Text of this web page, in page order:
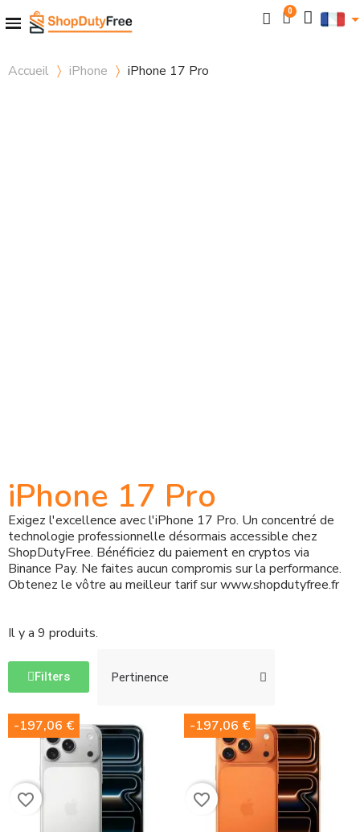
Accueil iPhone iPhone 17 Pro
iPhone 17 Pro
Exigez l'excellence avec l'iPhone 17 Pro. Un concentré de
technologie professionnelle désormais accessible chez
ShopDutyFree. Bénéficiez du paiement en cryptos via
Binance Pay. Ne faites aucun compromis sur la performance.
Obtenez le vôtre au meilleur tarif sur www.shopdutyfree.fr
Il y a 9 produits.
Filters
-197,06 €
favorite_border
-197,06 €
favorite_border